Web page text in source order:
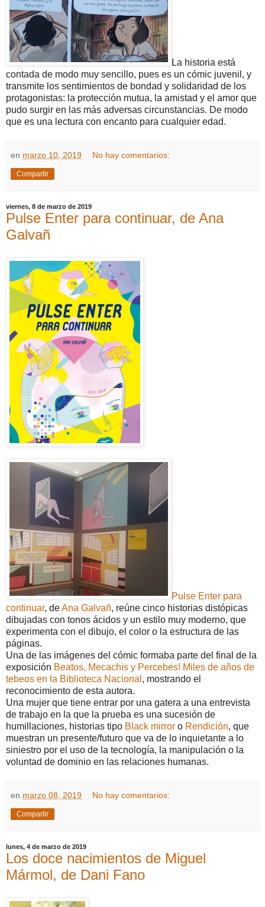
La historia está
contada de modo muy sencillo, pues es un cómic juvenil, y
transmite los sentimientos de bondad y solidaridad de los
protagonistas: la protección mutua, la amistad y el amor que
pudo surgir en las más adversas circunstancias. De modo
que es una lectura con encanto para cualquier edad.
en marzo 10, 2019 No hay comentarios:
Compartir
viernes, 8 de marzo de 2019
Pulse Enter para continuar, de Ana
Galvañ
Pulse Enter para
continuar, deAna Galvañ, reúne cinco historias distópicas
dibujadas con tonos ácidos y un estilo muy moderno, que
experimenta con el dibujo, el color o la estructura de las
páginas.
Una de las imágenes del cómic formaba parte del final de la
exposición Beatos, Mecachis y Percebes! Miles de años de
tebeos en la Biblioteca Nacional , mostrando el
reconocimiento de esta autora.
Una mujer que tiene entrar por una gatera a una entrevista
de trabajo en la que la prueba es una sucesión de
humillaciones, historias tipo Black mirror o Rendición, que
muestran un presente/futuro que va de lo inquietante a lo
siniestro por el uso de la tecnología, la manipulación o la
voluntad de dominio en las relaciones humanas.
en marzo 08, 2019 No hay comentarios:
Compartir
lunes, 4 de marzo de 2019
Los doce nacimientos de Miguel
Mármol, de Dani Fano